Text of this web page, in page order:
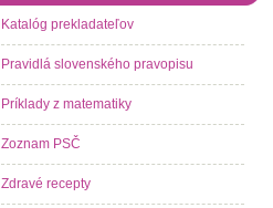
Katalóg prekladateľov
Pravidlá slovenského pravopisu
Príklady z matematiky
Zoznam PSČ
Zdravé recepty